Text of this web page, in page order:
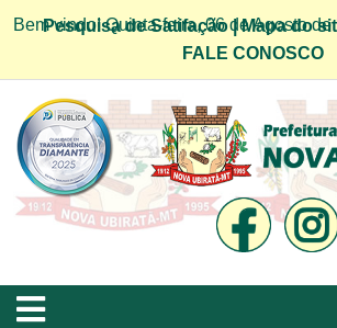
Bem vindo! Quinta-feira, 06 de Agosto
Pesquisa de Satifação|Mapa do
FALE CONOSCO